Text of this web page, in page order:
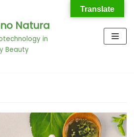
Natura
in
Beauty
Translate